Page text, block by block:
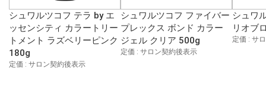
シュワルツコフ テラ by エ
ッセンシティ カラートリー
トメント ラズベリーピンク
180g
定価 : サロン契約後表示
シュワルツコフ ファイバー
プレックス ボンド カラー
ジェル クリア 500g
定価 : サロン契約後表示
シュワ
リオブ
定価 : サ